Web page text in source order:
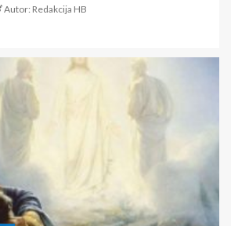
Autor: Redakcija HB